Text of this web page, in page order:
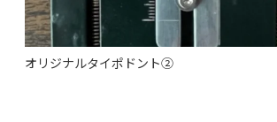
オリジナルタイポドント②